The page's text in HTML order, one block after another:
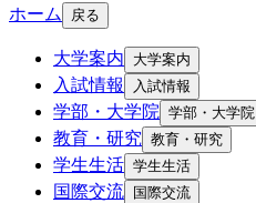
ホーム 戻る
大学案内 大学案内
入試情報 入試情報
学部・大学院 学部・大学院
教育・研究 教育・研究
学生生活 学生生活
国際交流 国際交流